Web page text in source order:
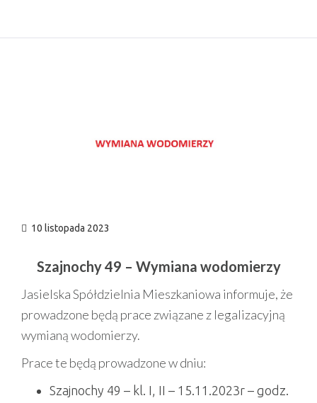
10 listopada 2023
Szajnochy 49 – Wymiana wodomierzy
Jasielska Spółdzielnia Mieszkaniowa informuje, że
prowadzone będą prace związane z legalizacyjną
wymianą wodomierzy.
Prace te będą prowadzone w dniu:
Szajnochy 49 – kl. I, II – 15.11.2023r – godz.